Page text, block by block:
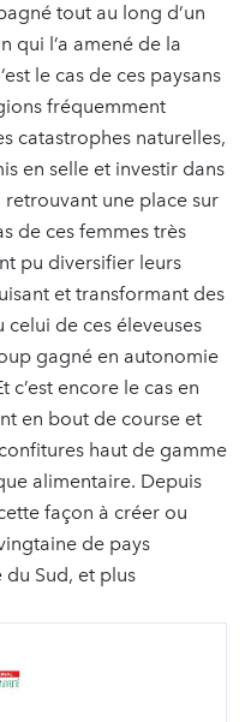
tout au long d’un
qui l’a amené de la
le cas de ces paysans
fréquemment
catastrophes naturelles,
en selle et investir dans
une place sur
de ces femmes très
pu diversifier leurs
et transformant des
de ces éleveuses
gagné en autonomie
c’est encore le cas en
en bout de course et
haut de gamme
alimentaire. Depuis
façon à créer ou
de pays
du Sud, et plus